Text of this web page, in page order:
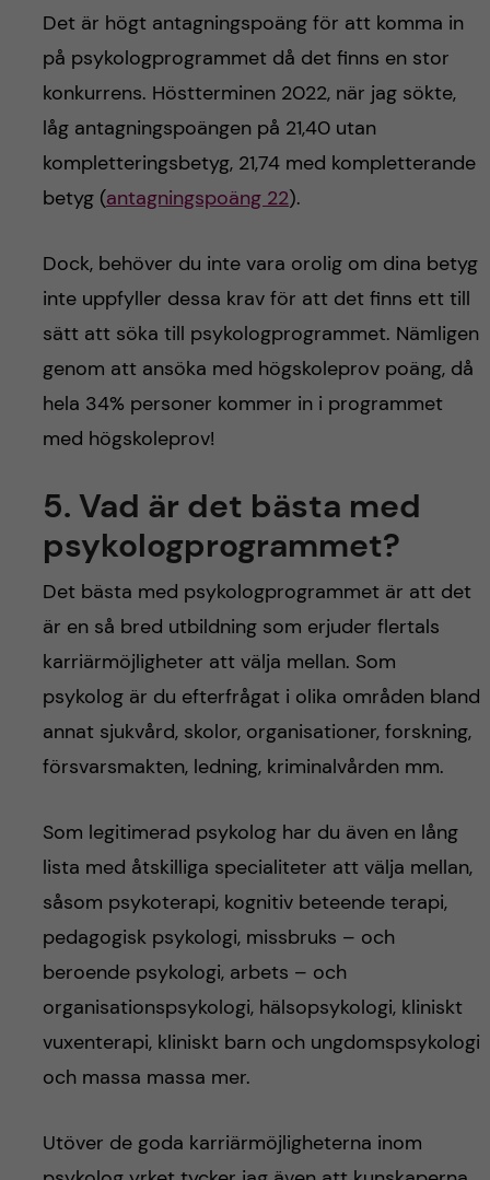
Det är högt antagningspoäng för att komma in
på psykologprogrammet då det finns en stor
konkurrens. Höstterminen 2022, när jag sökte,
låg antagningspoängen på 21,40 utan
kompletteringsbetyg, 21,74 med kompletterande
betyg (antagningspoäng 22).
Dock, behöver du inte vara orolig om dina betyg
inte uppfyller dessa krav för att det finns ett till
sätt att söka till psykologprogrammet. Nämligen
genom att ansöka med högskoleprov poäng, då
hela 34% personer kommer in i programmet
med högskoleprov!
5. Vad är det bästa med
psykologprogrammet?
Det bästa med psykologprogrammet är att det
är en så bred utbildning som erjuder flertals
karriärmöjligheter att välja mellan. Som
psykolog är du efterfrågat i olika områden bland
annat sjukvård, skolor, organisationer, forskning,
försvarsmakten, ledning, kriminalvården mm.
Som legitimerad psykolog har du även en lång
lista med åtskilliga specialiteter att välja mellan,
såsom psykoterapi, kognitiv beteende terapi,
pedagogisk psykologi, missbruks – och
beroende psykologi, arbets – och
organisationspsykologi, hälsopsykologi, kliniskt
vuxenterapi, kliniskt barn och ungdomspsykologi
och massa massa mer.
Utöver de goda karriärmöjligheterna inom